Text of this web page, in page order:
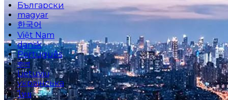
Български
magyar
한국어
Việt Nam
dansk
Português
বাংলা
Lietuvių
українська
ไทย